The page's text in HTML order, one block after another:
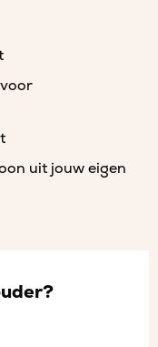
uit jouw eigen